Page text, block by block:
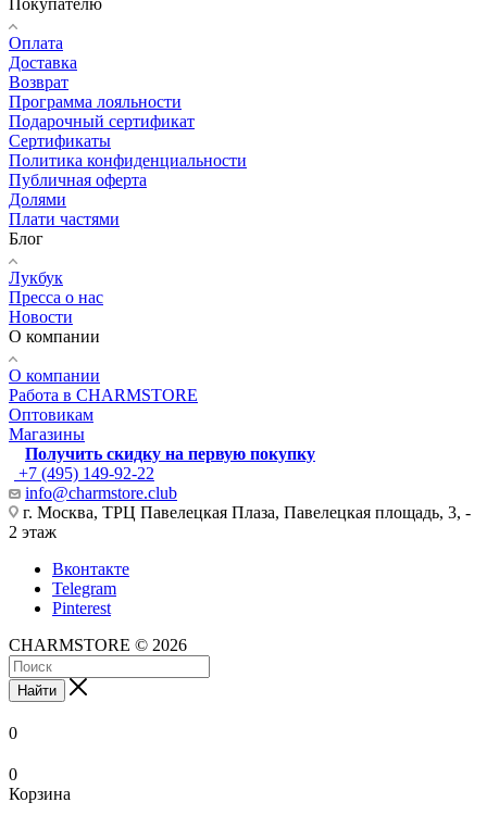
Оплата
Доставка
Возврат
Программа лояльности
Подарочный сертификат
Сертификаты
Политика конфиденциальности
Публичная оферта
Долями
Плати частями
Блог
Лукбук
Пресса о нас
Новости
О компании
О компании
Работа в CHARMSTORE
Оптовикам
Магазины
Получить скидку на первую покупку
+7 (495) 149-92-22
info@charmstore.club
г. Москва, ТРЦ Павелецкая Плаза, Павелецкая площадь, 3, -
2 этаж
Вконтакте
Telegram
Pinterest
CHARMSTORE © 2026
Найти
0
0
Корзина